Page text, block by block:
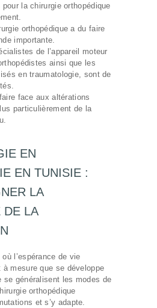
la chirurgie orthopédique
orthopédique a du faire
importante.
de l’appareil moteur
ainsi que les
en traumatologie, sont de
face aux altérations
particulièrement de la
EN
EN TUNISIE :
LA
DE LA
l’espérance de vie
à mesure que se développe
se généralisent les modes de
orthopédique
et s’y adapte.